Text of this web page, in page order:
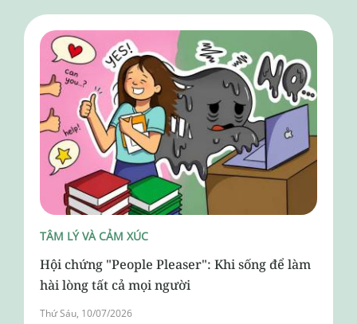
TÂM LÝ VÀ CẢM XÚC
Hội chứng "People Pleaser": Khi sống để làm
hài lòng tất cả mọi người
Thứ Sáu, 10/07/2026